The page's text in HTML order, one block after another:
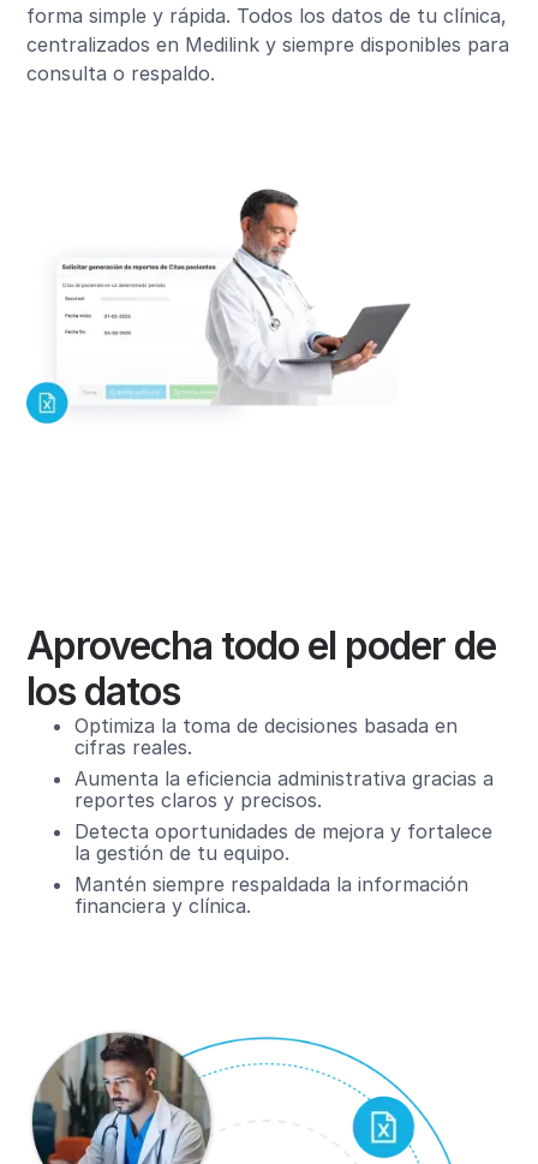
forma simple y rápida. Todos los datos de tu clínica,
centralizados en Medilink y siempre disponibles para
consulta o respaldo.
Aprovecha todo el poder de
los datos
Optimiza la toma de decisiones basada en
cifras reales.
Aumenta la eficiencia administrativa gracias a
reportes claros y precisos.
Detecta oportunidades de mejora y fortalece
la gestión de tu equipo.
Mantén siempre respaldada la información
financiera y clínica.